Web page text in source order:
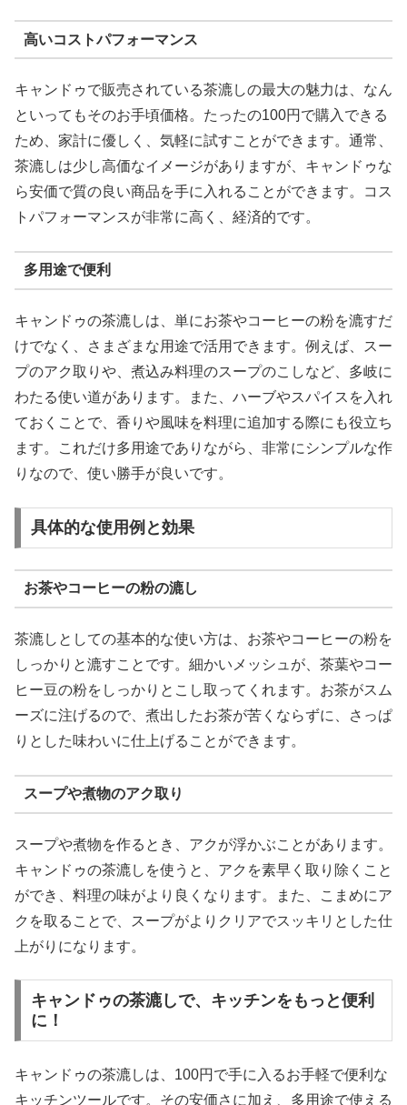
高いコストパフォーマンス
キャンドゥで販売されている茶漉しの最大の魅力は、なん
といってもそのお手頃価格。たったの100円で購入できる
ため、家計に優しく、気軽に試すことができます。通常、
茶漉しは少し高価なイメージがありますが、キャンドゥな
ら安価で質の良い商品を手に入れることができます。コス
トパフォーマンスが非常に高く、経済的です。
多用途で便利
キャンドゥの茶漉しは、単にお茶やコーヒーの粉を漉すだ
けでなく、さまざまな用途で活用できます。例えば、スー
プのアク取りや、煮込み料理のスープのこしなど、多岐に
わたる使い道があります。また、ハーブやスパイスを入れ
ておくことで、香りや風味を料理に追加する際にも役立ち
ます。これだけ多用途でありながら、非常にシンプルな作
りなので、使い勝手が良いです。
具体的な使用例と効果
お茶やコーヒーの粉の漉し
茶漉しとしての基本的な使い方は、お茶やコーヒーの粉を
しっかりと漉すことです。細かいメッシュが、茶葉やコー
ヒー豆の粉をしっかりとこし取ってくれます。お茶がスム
ーズに注げるので、煮出したお茶が苦くならずに、さっぱ
りとした味わいに仕上げることができます。
スープや煮物のアク取り
スープや煮物を作るとき、アクが浮かぶことがあります。
キャンドゥの茶漉しを使うと、アクを素早く取り除くこと
ができ、料理の味がより良くなります。また、こまめにア
クを取ることで、スープがよりクリアでスッキリとした仕
上がりになります。
キャンドゥの茶漉しで、キッチンをもっと便利
に！
キャンドゥの茶漉しは、100円で手に入るお手軽で便利な
キッチンツールです。その安価さに加え、多用途で使える